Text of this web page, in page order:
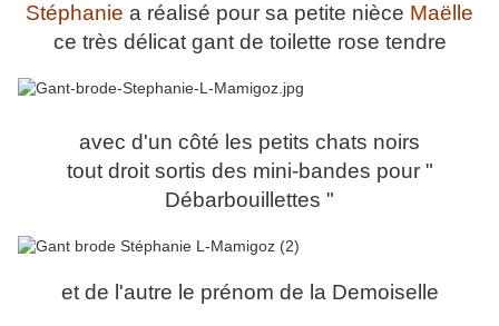
Stéphanie a réalisé pour sa petite nièce Maëlle
ce très délicat gant de toilette rose tendre
avec d'un côté les petits chats noirs
tout droit sortis des mini-bandes pour "
Débarbouillettes "
et de l'autre le prénom de la Demoiselle